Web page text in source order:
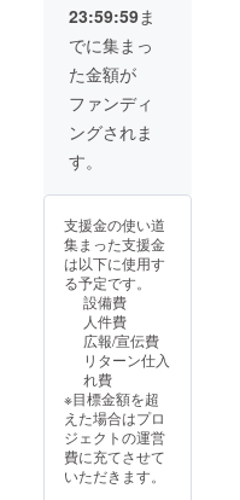
※ドリン
クチ
ケット
当日の
み利用
可 サイ
ズ M L
03 04
05 身丈
69 73
77 身幅
52 55
58 肩幅
46 50
54 袖丈
20 22
24 脇仕
様 丸胴
仕様
23:59:59ま
でに集まっ
た金額が
ファンディ
ングされま
す。
支援金の使い道
集まった支援金
は以下に使用す
る予定です。
設備費
人件費
広報/宣伝費
リターン仕入
れ費
※目標金額を超
えた場合はプロ
ジェクトの運営
費に充てさせて
いただきます。